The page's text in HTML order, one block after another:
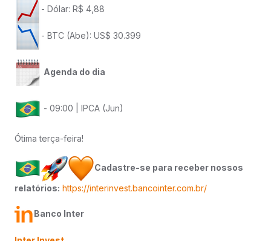
- Dólar: R$ 4,88
- BTC (Abe): US$ 30.399
Agenda do dia
- 09:00 | IPCA (Jun)
Ótima terça-feira!
Cadastre-se para receber nossos
relatórios: https://interinvest.bancointer.com.br/
Banco Inter